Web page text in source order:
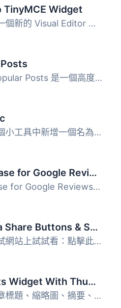
TinyMCE Widget
此外掛添加了一個新的 Visual Editor 小工具類型，讓您能夠在...
WordPress Popular Posts 是一個高度可定製的小工具，可以顯...
此外掛可在每個小工具中新增一個名為 "Widget logic" 的額外...
Rich Showcase for Google Reviews
Rich Showcase for Google Reviews 外掛可讓您在 WordPress ...
Social Media Share Buttons & Social Sharing Icons
在你的免費測試網站上試試看：點擊此處 => https://tastewp.c...
Recent Posts Widget With Thumbnails
列出最新的文章標題、縮略圖、摘要、作者、類別、日期等等！ ...